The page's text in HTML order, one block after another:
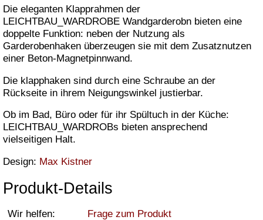
Die eleganten Klapprahmen der
LEICHTBAU_WARDROBE Wandgarderobn bieten eine
doppelte Funktion: neben der Nutzung als
Garderobenhaken überzeugen sie mit dem Zusatznutzen
einer Beton-Magnetpinnwand.
Die klapphaken sind durch eine Schraube an der
Rückseite in ihrem Neigungswinkel justierbar.
Ob im Bad, Büro oder für ihr Spültuch in der Küche:
LEICHTBAU_WARDROBs bieten ansprechend
vielseitigen Halt.
Design: Max Kistner
Produkt-Details
Wir helfen:
Frage zum Produkt